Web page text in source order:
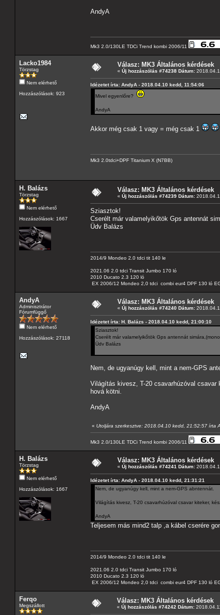
AndyA
Mk3 2.0/130LE TDCi Trend kombi 2006/11
Lacko1984
Törzstag
Nem elérhető
Hozzászólások: 923
Válasz: MK3 Általános kérdések
« Új hozzászólás #74238 Dátum:
Idézetet írta: AndyA - 2018.04.10 kedd, 11:54:06
Mivel egyenlőre?
AndyA
Akkor még csak 1 vagy = még csak 1
Mk3 2.0tdci+DPF Titanium X (N7BB)
H. Balázs
Törzstag
Nem elérhető
Hozzászólások: 1667
Válasz: MK3 Általános kérdések
« Új hozzászólás #74239 Dátum:
Sziasztok!
Cserélt már valamelyikőtök Gps antennát
Üdv Balázs
2014/9 Mondeo 2.0 tdci tit 140 le
2021.06 2.0 tdci Transit Jumbo 170 ló
2010 Ducato 2.3 120 ló
EX 2006/12 Mondeo 2,0 tdci combi eur4 DPF 130 ló
AndyA
Adminisztrátor
Fórumfüggő
Nem elérhető
Hozzászólások: 27118
Válasz: MK3 Általános kérdések
« Új hozzászólás #74240 Dátum:
Idézetet írta: H. Balázs - 2018.04.10 kedd, 21:00:10
Sziasztok!
Cserélt már valamelyikőtök Gps antennát
Üdv Balázs
Nem, de ugyanúgy kell, mint a nem-GPS
Világítás kivesz, T-20 csavarhúzóval
hová kötni.
AndyA
« Utoljára szerkesztve: 2018.04.10 kedd, 21:52:57 írta
Mk3 2.0/130LE TDCi Trend kombi 2006/11
H. Balázs
Törzstag
Nem elérhető
Hozzászólások: 1667
Válasz: MK3 Általános kérdések
« Új hozzászólás #74241 Dátum:
Idézetet írta: AndyA - 2018.04.10 kedd, 21:31:21
Nem, de ugyanúgy kell, mint a nem-GPS abntennát.
Világítás kivesz, T-20 csavarhúzóval csavar kiteker,
AndyA
Teljesem más mind2 talp ,a kábel cserére
2014/9 Mondeo 2.0 tdci tit 140 le
2021.06 2.0 tdci Transit Jumbo 170 ló
2010 Ducato 2.3 120 ló
EX 2006/12 Mondeo 2,0 tdci combi eur4 DPF 130 ló
Ferqo
Megszállott
Válasz: MK3 Általános kérdések
« Új hozzászólás #74242 Dátum: